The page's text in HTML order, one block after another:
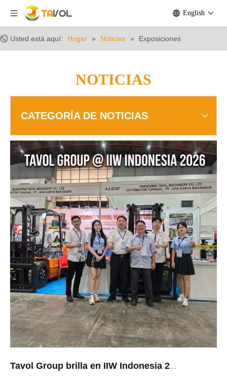
English
Usted está aquí: Hogar » Noticias » Exposiciones
NOTICIAS
CATEGORÍA DE NOTICIAS